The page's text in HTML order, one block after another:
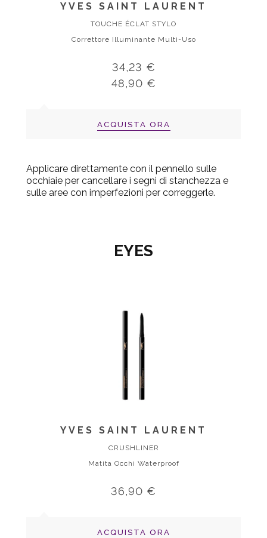
YVES SAINT LAURENT
TOUCHE ÉCLAT STYLO
Correttore Illuminante Multi-Uso
34,23 €
48,90 €
ACQUISTA ORA
Applicare direttamente con il pennello sulle
occhiaie per cancellare i segni di stanchezza e
sulle aree con imperfezioni per correggerle.
EYES
YVES SAINT LAURENT
CRUSHLINER
Matita Occhi Waterproof
36,90 €
ACQUISTA ORA